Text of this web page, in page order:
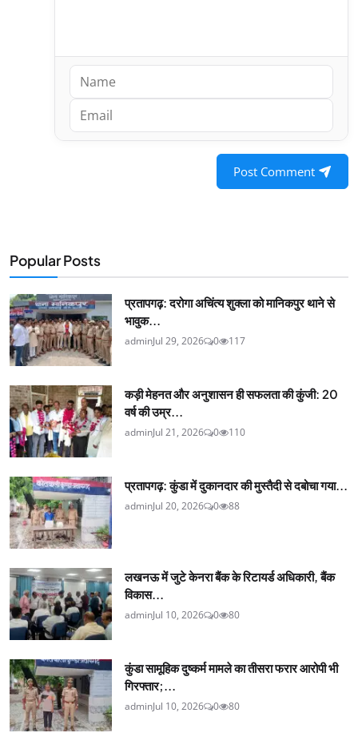
Post Comment
Popular Posts
प्रतापगढ़: दरोगा अचिंत्य शुक्ला को मानिकपुर थाने से
भावुक...
adminJul 29, 2026 0 117
कड़ी मेहनत और अनुशासन ही सफलता की कुंजी: 20
वर्ष की उम्र...
adminJul 21, 2026 0 110
प्रतापगढ़: कुंडा में दुकानदार की मुस्तैदी से दबोचा गया...
adminJul 20, 2026 0 88
लखनऊ में जुटे केनरा बैंक के रिटायर्ड अधिकारी, बैंक
विकास...
adminJul 10, 2026 0 80
कुंडा सामूहिक दुष्कर्म मामले का तीसरा फरार आरोपी भी
गिरफ्तार;...
adminJul 10, 2026 0 80